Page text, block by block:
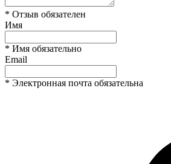
* Отзыв обязателен
Имя
* Имя обязательно
Email
* Электронная почта обязательна